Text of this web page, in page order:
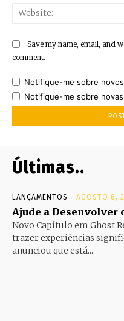
Save my name, email, and
comment.
Notifique-me sobre
Notifique-me sobre
Últimas..
LANÇAMENTOS AGOSTO 8,
Ajude a Desenvolver
Novo Capítulo em Ghost
trazer experiências
anunciou que está...